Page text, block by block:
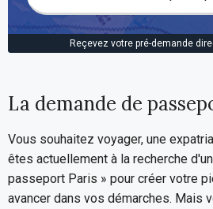
Reçevez votre pré-demande
La demande de
Vous souhaitez voyager, une
êtes actuellement à la recherche
passeport Paris » pour créer votre
avancer dans vos démarches. Mais